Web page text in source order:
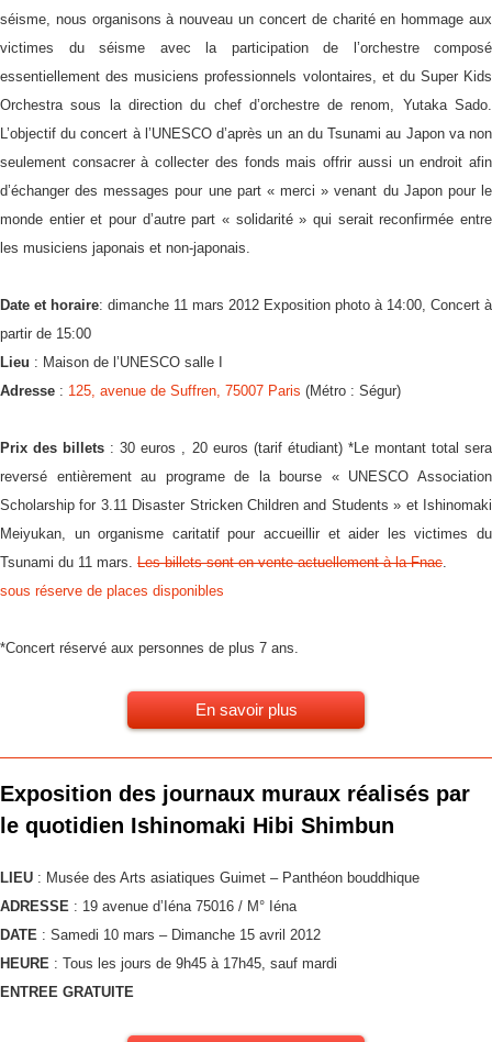
séisme, nous organisons à nouveau un concert de charité en hommage aux
victimes du séisme avec la participation de l’orchestre composé
essentiellement des musiciens professionnels volontaires, et du Super Kids
Orchestra sous la direction du chef d’orchestre de renom, Yutaka Sado.
L’objectif du concert à l’UNESCO d’après un an du Tsunami au Japon va non
seulement consacrer à collecter des fonds mais offrir aussi un endroit afin
d’échanger des messages pour une part « merci » venant du Japon pour le
monde entier et pour d’autre part « solidarité » qui serait reconfirmée entre
les musiciens japonais et non-japonais.
Date et horaire: dimanche 11 mars 2012 Exposition photo à 14:00, Concert à
partir de 15:00
Lieu : Maison de l’UNESCO salle I
Adresse : 125, avenue de Suffren, 75007 Paris (Métro : Ségur)
Prix des billets : 30 euros , 20 euros (tarif étudiant) *Le montant total sera
reversé entièrement au programe de la bourse « UNESCO Association
Scholarship for 3.11 Disaster Stricken Children and Students » et Ishinomaki
Meiyukan, un organisme caritatif pour accueillir et aider les victimes du
Tsunami du 11 mars. Les billets sont en vente actuellement à la Fnac
sous réserve de places disponibles
*Concert réservé aux personnes de plus 7 ans.
En savoir plus
Exposition des journaux muraux réalisés par
le quotidien Ishinomaki Hibi Shimbun
LIEU : Musée des Arts asiatiques Guimet – Panthéon bouddhique
ADRESSE : 19 avenue d’Iéna 75016 / M° Iéna
DATE : Samedi 10 mars – Dimanche 15 avril 2012
HEURE : Tous les jours de 9h45 à 17h45, sauf mardi
ENTREE GRATUITE